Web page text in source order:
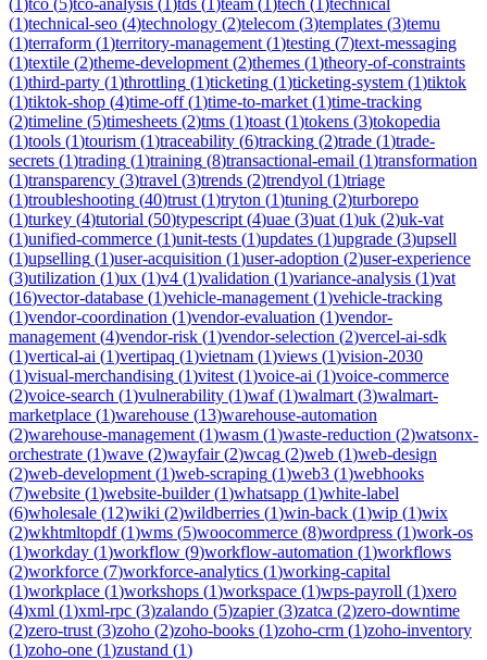
(1)technical-seo (4)technology (2)telecom (3)templates (3)temu
(1)terraform (1)territory-management (1)testing (7)text-messaging
(1)textile (2)theme-development (2)themes (1)theory-of-constraints
(1)third-party (1)throttling (1)ticketing (1)ticketing-system (1)tiktok
(1)tiktok-shop (4)time-off(1)time-to-market (1)time-tracking
(2)timeline (5)timesheets (2)tms (1)toast (1)tokens (3)tokopedia
(1)tools (1)tourism (1)traceability (6)tracking (2)trade (1)trade-
secrets (1)trading (1)training (8)transactional-email (1)transformation
(1)transparency (3)travel (3)trends (2)trendyol (1)triage
(1)troubleshooting (40)trust (1)tryton (1)tuning (2)turborepo
(1)turkey (4)tutorial (50)typescript (4)uae (3)uat (1)uk (2)uk-vat
(1)unified-commerce (1)unit-tests (1)updates (1)upgrade (3)upsell
(1)upselling (1)user-acquisition (1)user-adoption (2)user-experience
(3)utilization (1)ux (1)v4 (1)validation (1)variance-analysis (1)vat
(16)vector-database (1)vehicle-management (1)vehicle-tracking
(1)vendor-coordination (1)vendor-evaluation (1)vendor-
management (4)vendor-risk (1)vendor-selection (2)vercel-ai-sdk
(1)vertical-ai (1)vertipaq (1)vietnam (1)views (1)vision-2030
(1)visual-merchandising (1)vitest (1)voice-ai (1)voice-commerce
(2)voice-search (1)vulnerability (1)waf(1)walmart (3)walmart-
marketplace (1)warehouse (13)warehouse-automation
(2)warehouse-management (1)wasm (1)waste-reduction (2)watsonx-
orchestrate (1)wave (2)wayfair(2)wcag (2)web (1)web-design
(2)web-development (1)web-scraping (1)web3 (1)webhooks
(7)website (1)website-builder(1)whatsapp (1)white-label
(6)wholesale (12)wiki (2)wildberries (1)win-back (1)wip (1)wix
(2)wkhtmltopdf(1)wms (5)woocommerce (8)wordpress (1)work-os
(1)workday (1)workflow (9)workflow-automation (1)workflows
(2)workforce (7)workforce-analytics (1)working-capital
(1)workplace (1)workshops (1)workspace (1)wps-payroll (1)xero
(4)xml (1)xml-rpc (3)zalando (5)zapier(3)zatca (2)zero-downtime
(2)zero-trust (3)zoho (2)zoho-books (1)zoho-crm (1)zoho-inventory
(1)zoho-one (1)zustand (1)